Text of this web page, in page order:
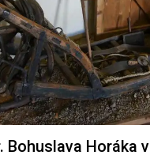
Bohuslava Horáka v